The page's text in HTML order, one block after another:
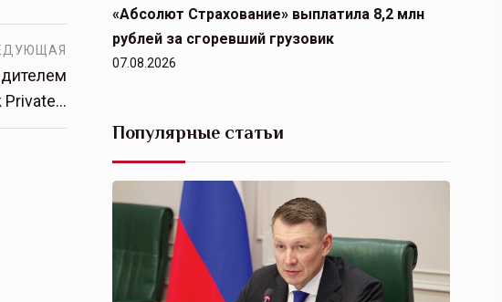
Private…
«Абсолют Страхование» выплатила 8,2 млн
рублей за сгоревший грузовик
07.08.2026
Популярные статьи